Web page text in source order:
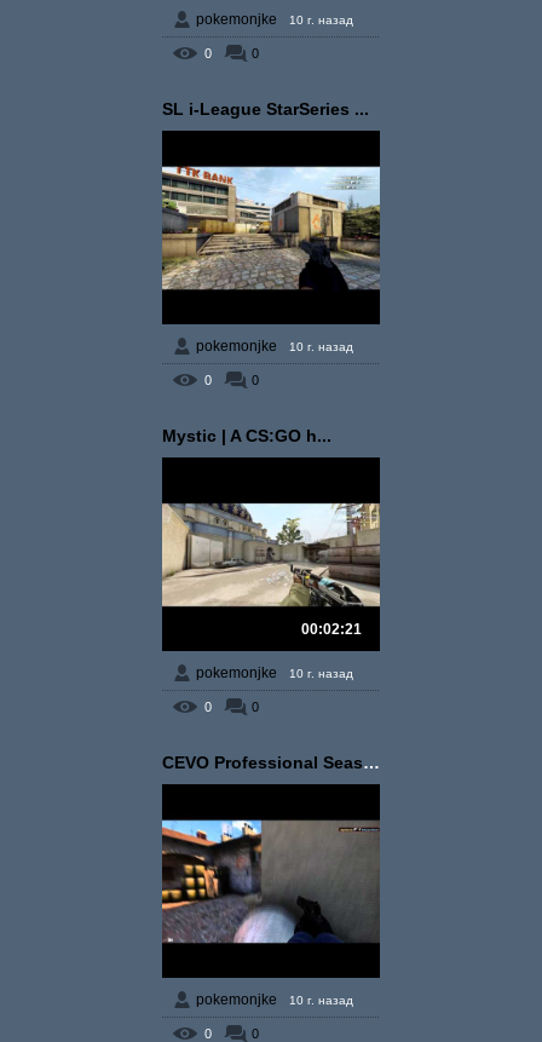
pokemonjke 10 г. назад
0 0
SL i-League StarSeries ...
pokemonjke 10 г. назад
0 0
Mystic | A CS:GO h...
00:02:21
pokemonjke 10 г. назад
0 0
CEVO Professional Seaso...
pokemonjke 10 г. назад
0 0